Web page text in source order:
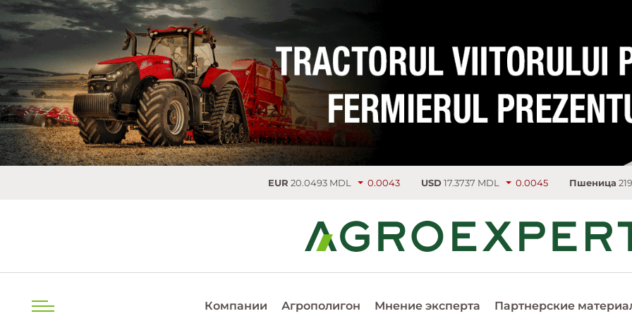
20.0493 MDL 0.0043 USD17.3737 MDL 0.0045 Пшеница 219.75 €/т
Компании Агрополигон Мнение эксперта Партнерские